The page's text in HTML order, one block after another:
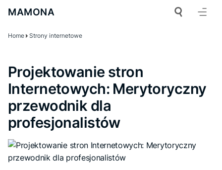
MAMONA
Home Strony internetowe
Projektowanie stron
Internetowych: Merytoryczny
przewodnik dla
profesjonalistów